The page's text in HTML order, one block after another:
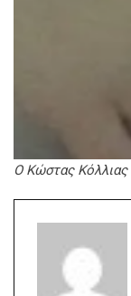
Ο Κώστας